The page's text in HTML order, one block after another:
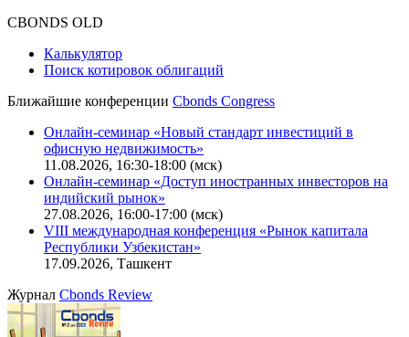
CBONDS OLD
Калькулятор
Поиск котировок облигаций
Ближайшие конференции Cbonds Congress
Онлайн-семинар «Новый стандарт инвестиций в
офисную недвижимость»
11.08.2026, 16:30-18:00 (мск)
Онлайн-семинар «Доступ иностранных инвесторов на
индийский рынок»
27.08.2026, 16:00-17:00 (мск)
VIII международная конференция «Рынок капитала
Республики Узбекистан»
17.09.2026, Ташкент
Журнал Cbonds Review